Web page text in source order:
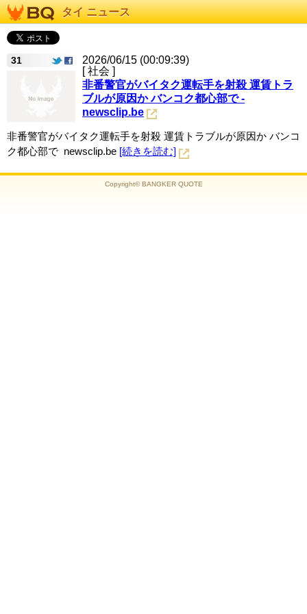
タイ ニュース
31
2026/06/15 (00:09:39)
[ 社会 ]
非番警官がバイタク運転手を射殺 運賃トラ
ブルが原因か バンコク都心部で -
newsclip.be
非番警官がバイタク運転手を射殺 運賃トラブルが原因か バンコ
ク都心部で newsclip.be [続きを読む]
Copyright© BANGKER QUOTE